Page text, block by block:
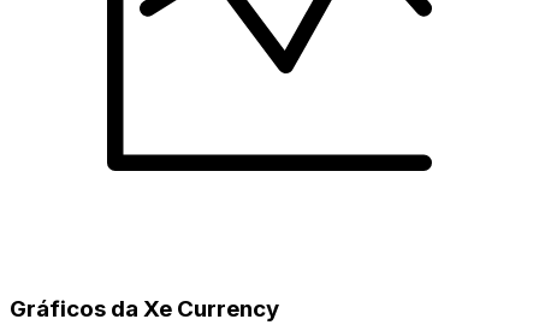
Gráficos da Xe Currency